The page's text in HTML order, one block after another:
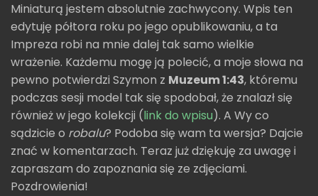
Miniaturą jestem absolutnie zachwycony. Wpis ten
edytuję półtora roku po jego opublikowaniu, a ta
Impreza robi na mnie dalej tak samo wielkie
wrażenie. Każdemu mogę ją polecić, a moje słowa na
pewno potwierdzi Szymon z Muzeum 1:43, któremu
podczas sesji model tak się spodobał, że znalazł się
również w jego kolekcji (link do wpisu). A Wy co
sądzicie o robalu? Podoba się wam ta wersja? Dajcie
znać w komentarzach. Teraz już dziękuję za uwagę i
zapraszam do zapoznania się ze zdjęciami.
Pozdrowienia!